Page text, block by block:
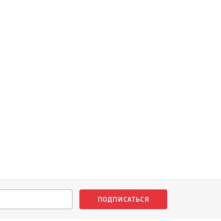
ПОДПИСАТЬСЯ